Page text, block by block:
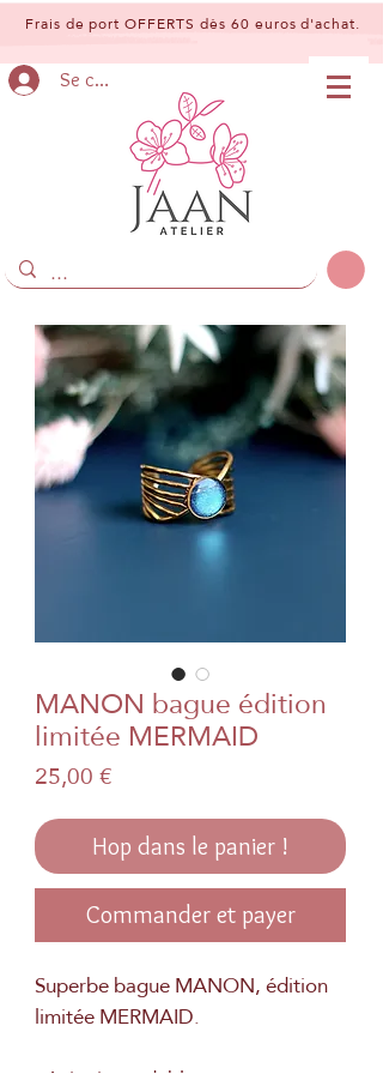
Frais de port OFFERTS dès 60 euros d'achat.
Se connecter
MANON bague édition
limitée MERMAID
25,00 €
Hop dans le panier !
Commander et payer
Superbe bague MANON, édition
limitée MERMAID.